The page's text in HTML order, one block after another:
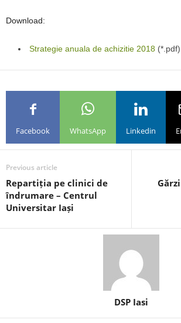
Download:
Strategie anuala de achizitie 2018 (*.pdf)
Facebook WhatsApp Linkedin
Previous article
Repartiția pe clinici de
îndrumare – Centrul
Universitar Iași
DSP Iasi